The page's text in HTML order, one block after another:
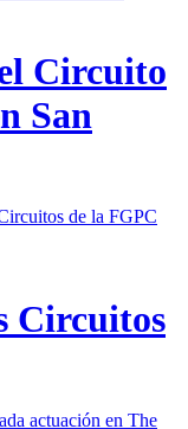
Circuito
San
Circuitos